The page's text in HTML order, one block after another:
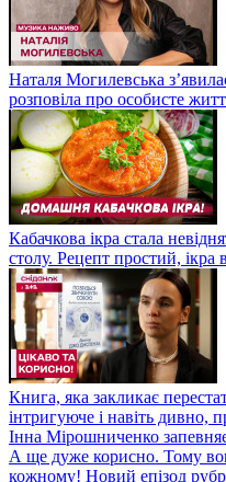
Наталя Могилевська
розповіла про особисте
Кабачкова ікра стала
столу. Рецепт простий, ікра
Книга, яка закликає
інтригуюче і навіть дивно,
Інна Мірошниченко
А ще дуже корисно. Тому
кожному! Новий епізод